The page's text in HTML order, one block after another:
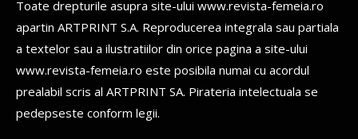
Toate drepturile asupra site-ului www.revista-femeia.ro
apartin ARTPRINT S.A. Reproducerea integrala sau partiala
a textelor sau a ilustratiilor din orice pagina a site-ului
www.revista-femeia.ro este posibila numai cu acordul
prealabil scris al ARTPRINT SA. Pirateria intelectuala se
pedepseste conform legii.